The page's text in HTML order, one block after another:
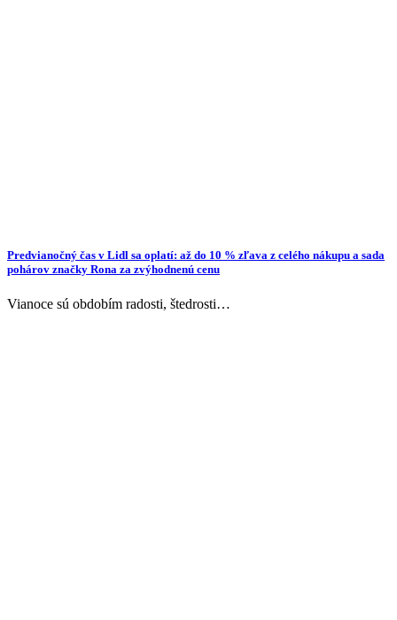
Predvianočný čas v Lidl sa oplatí: až do 10 % zľava z celého nákupu a sada
pohárov značky Rona za zvýhodnenú cenu
Vianoce sú obdobím radosti, štedrosti…